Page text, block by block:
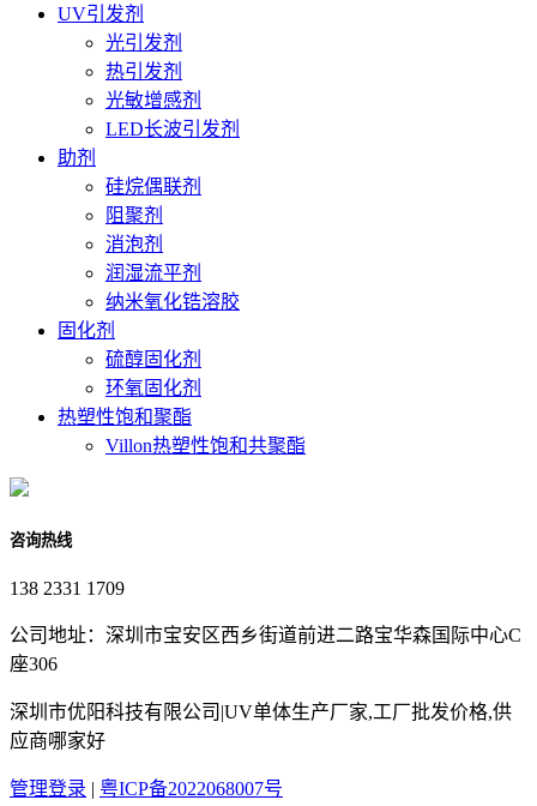
UV引发剂
光引发剂
热引发剂
光敏增感剂
LED长波引发剂
助剂
硅烷偶联剂
阻聚剂
消泡剂
润湿流平剂
纳米氧化锆溶胶
固化剂
硫醇固化剂
环氧固化剂
热塑性饱和聚酯
Villon热塑性饱和共聚酯
咨询热线
138 2331 1709
公司地址：深圳市宝安区西乡街道前进二路宝华森国际中心C
座306
深圳市优阳科技有限公司|UV单体生产厂家,工厂批发价格,供
应商哪家好
管理登录 | 粤ICP备2022068007号